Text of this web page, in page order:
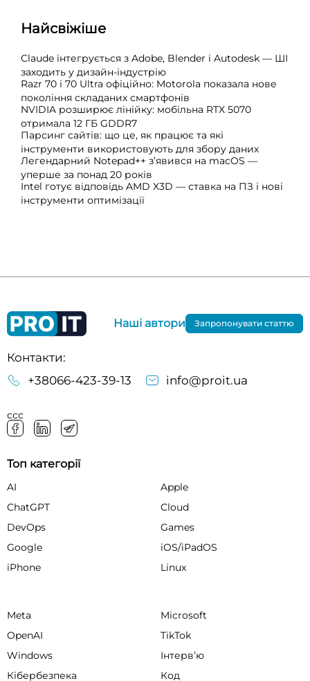
Найсвіжіше
Claude інтегрується з Adobe, Blender і Autodesk — ШІ
заходить у дизайн-індустрію
Razr 70 і 70 Ultra офіційно: Motorola показала нове
покоління складаних смартфонів
NVIDIA розширює лінійку: мобільна RTX 5070
отримала 12 ГБ GDDR7
Парсинг сайтів: що це, як працює та які
інструменти використовують для збору даних
Легендарний Notepad++ з’явився на macOS —
уперше за понад 20 років
Intel готує відповідь AMD X3D — ставка на ПЗ і нові
інструменти оптимізації
Контакти:
+38066-423-39-13
info@proit.ua
ссс
Наші автори Запропонувати статтю
Топ категорії
AI
Apple
ChatGPT
Cloud
DevOps
Games
Google
iOS/iPadOS
iPhone
Linux
Meta
Microsoft
OpenAI
TikTok
Windows
Інтервʼю
Кібербезпека
Код